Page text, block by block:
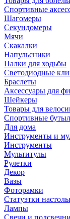
Спортивные
Шагомеры
Секундомеры
Мячи
Скакалки
Напульсники
Палки для ходьбы
Светодиодные
Браслеты
Аксессуары для
Шейкеры
Товары для
Спортивные
Для дома
Инструменты и
Инструменты
Мультитулы
Рулетки
Декор
Вазы
Фоторамки
Статуэтки
Лампы
Свечи и